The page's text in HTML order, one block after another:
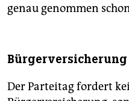
genau genommen
Bürgerversicherung
Der Parteitag fordert